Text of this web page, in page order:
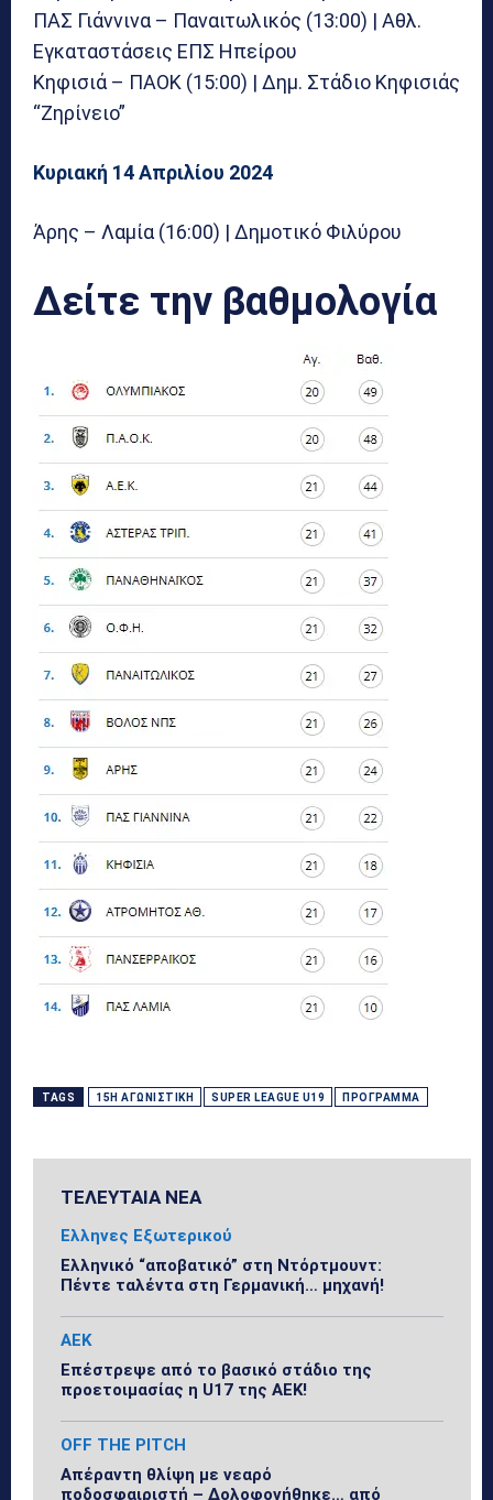
ΠΑΣ Γιάννινα – Παναιτωλικός (13:00) | Αθλ.
Εγκαταστάσεις ΕΠΣ Ηπείρου
Κηφισιά – ΠΑΟΚ (15:00) | Δημ. Στάδιο Κηφισιάς
“Ζηρίνειο”
Κυριακή 14 Απριλίου 2024
Άρης – Λαμία (16:00) | Δημοτικό Φιλύρου
Δείτε την βαθμολογία
TAGS 15Η ΑΓΩΝΙΣΤΙΚΉ SUPER LEAGUE U19 ΠΡΌΓΡΑΜΜΑ
ΤΕΛΕΥΤΑΙΑ ΝΕΑ
Ελληνες Εξωτερικού
Ελληνικό “αποβατικό” στη Ντόρτμουντ:
Πέντε ταλέντα στη Γερμανική… μηχανή!
ΑΕΚ
Επέστρεψε από το βασικό στάδιο της
προετοιμασίας η U17 της ΑΕΚ!
OFF THE PITCH
Απέραντη θλίψη με νεαρό
ποδοσφαιριστή – Δολοφονήθηκε… από